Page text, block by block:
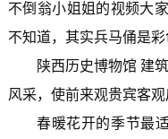
不倒翁小姐姐的视频大
不知道，其实兵马俑是彩
陕西历史博物馆 建
风采，使前来观贵宾客观
春暖花开的季节最